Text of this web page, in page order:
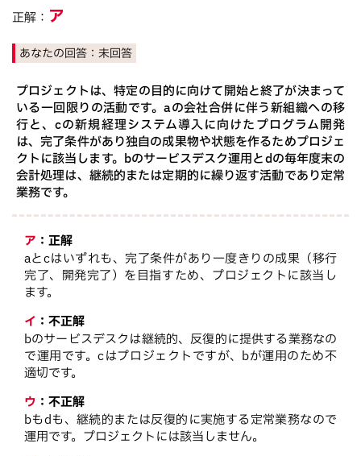
正解： ア
あなたの回答： 未回答
プロジェクトは、特定の目的に向けて開始と終了が決まって
いる一回限りの活動です。aの会社合併に伴う新組織への移
行と、cの新規経理システム導入に向けたプログラム開発
は、完了条件があり独自の成果物や状態を作るためプロジェ
クトに該当します。bのサービスデスク運用とdの毎年度末の
会計処理は、継続的または定期的に繰り返す活動であり定常
業務です。
ア ： 正解
aとcはいずれも、完了条件があり一度きりの成果（移行
完了、開発完了）を目指すため、プロジェクトに該当し
ます。
イ ： 不正解
bのサービスデスクは継続的、反復的に提供する業務なの
で運用です。cはプロジェクトですが、bが運用のため不
適切です。
ウ ： 不正解
bもdも、継続的または反復的に実施する定常業務なので
運用です。プロジェクトには該当しません。